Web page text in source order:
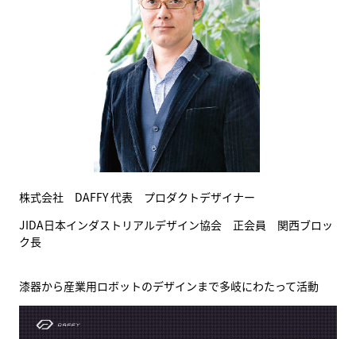
株式会社 DAFFY 代表 プロダクトデザイナー
JIDA日本インダストリアルデザイン協会 正会員 関西ブロッ
ク長
漆器から産業用ロボットのデザインまで多岐にわたって活動